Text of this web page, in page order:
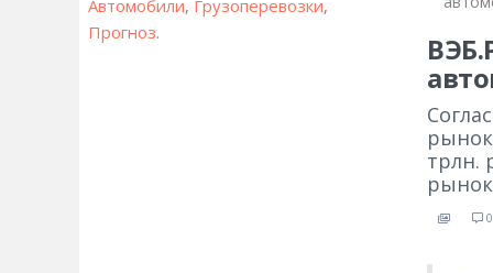
Автомобили, Грузоперевозки,
Прогноз.
трлн.
рынок
0